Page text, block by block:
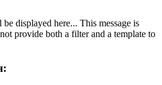
displayed here... This message is
provide both a filter and a template to